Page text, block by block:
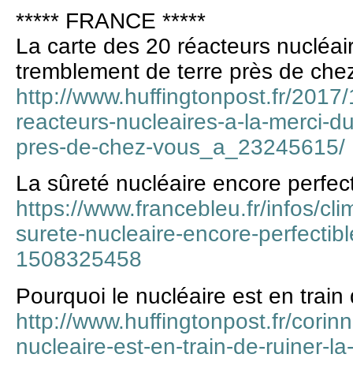
***** FRANCE *****
La carte des 20 réacteurs
tremblement de terre près de
http://www.huffingtonpost.fr/
reacteurs-nucleaires-a-la-merci-
pres-de-chez-vous_a_23245615/
La sûreté nucléaire encore
https://www.francebleu.fr/infos/
surete-nucleaire-encore-
1508325458
Pourquoi le nucléaire est en train
http://www.huffingtonpost.fr/
nucleaire-est-en-train-de-ruiner-